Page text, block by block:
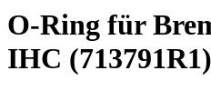
O-Ring für
IHC (713791R1)